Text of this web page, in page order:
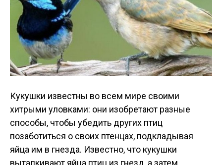
Кукушки известны во всем мире своими
хитрыми уловками: они изобретают разные
способы, чтобы убедить других птиц
позаботиться о своих птенцах, подкладывая
яйца им в гнезда. Известно, что кукушки
выталкивают яйца птиц из гнезд, а затем